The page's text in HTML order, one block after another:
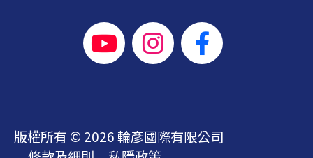
版權所有 © 2026 輪彥國際有限公司